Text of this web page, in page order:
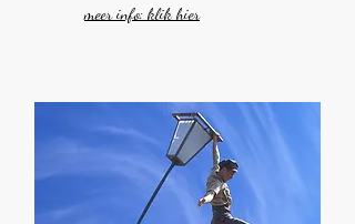
meer info: klik hier